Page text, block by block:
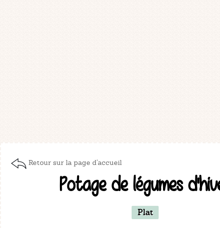
Retour sur la page d'accueil
Potage de légumes
Plat